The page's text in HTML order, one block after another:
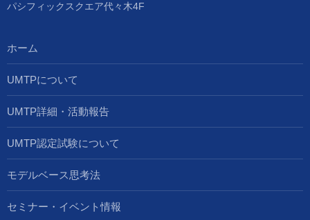
パシフィックスクエア代々木4F
ホーム
UMTPについて
UMTP詳細・活動報告
UMTP認定試験について
モデルベース思考法
セミナー・イベント情報